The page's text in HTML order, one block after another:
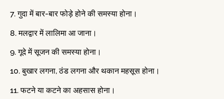
7. गुदा में बार-बार फोड़े होने की समस्या होना।
8. मलद्वार में लालिमा आ जाना।
9. गूदे में सूजन की समस्या होना।
10. बुखार लगना, ठंड लगना और थकान महसूस होना।
11. फटने या कटने का अहसास होना।